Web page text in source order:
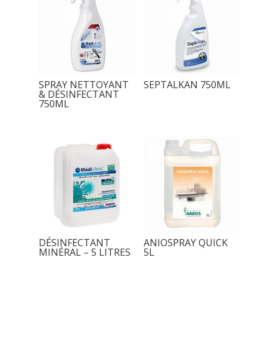
SPRAY NETTOYANT
& DÉSINFECTANT
750ML
SEPTALKAN 750ML
DÉSINFECTANT
MINÉRAL – 5 LITRES
ANIOSPRAY QUICK
5L